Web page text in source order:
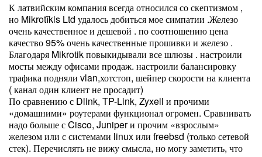
К латвийским компания всегда относился со скептизмом ,
но Mikrotīkls Ltd удалось добиться мое симпатии .Железо
очень качественное и дешевой . по соотношению цена
качество 95% очень качественные прошивки и железо .
Благодаря Mikrotik повыкидывали все шлюзы . настроили
мосты между офисами продаж. настроили балансировку
трафика подняли vlan,хотстоп, шейпер скорости на клиента
( канал один клиент не просадит)
По сравнению с Dlink, TP-Link, Zyxell и прочими
«домашними» роутерами функционал огромен. Сравнивать
надо больше с Cisco, Juniper и прочим «взрослым»
железом или с системами linux или freebsd (только сетевой
стек). Перечислять не вижу смысла, но могу заметить, что